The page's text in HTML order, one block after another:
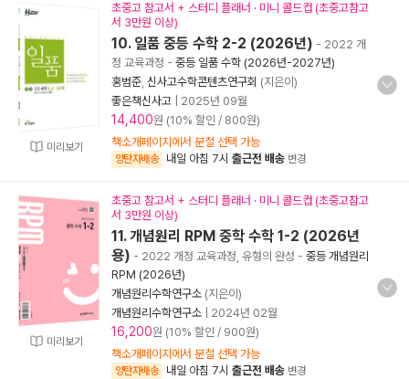
미리보기
초중고 참고서 + 스터디 플래너 · 미니 콜드컵 (초중고참고
서 3만원 이상)
10. 일품 중등 수학 2-2 (2026년) - 2022 개
정 교육과정 - 중등 일품 수학 (2026년-2027년)
홍범준 신사고수학콘텐츠연구회 (지은이)
좋은책신사고
2025년 09월
14,400원 (10% 할인 / 800원)
책소개페이지에서 분철 선택 가능
양탄자배송 내일 아침 7시 출근전 배송 변경
미리보기
초중고 참고서 + 스터디 플래너 · 미니 콜드컵 (초중고참고
서 3만원 이상)
11. 개념원리 RPM 중학 수학 1-2 (2026년
용) - 2022 개정 교육과정, 유형의 완성 - 중등 개념원리
RPM (2026년)
개념원리수학연구소 (지은이)
개념원리수학연구소
2024년 02월
16,200원 (10% 할인 / 900원)
책소개페이지에서 분철 선택 가능
양탄자배송 내일 아침 7시 출근전 배송 변경